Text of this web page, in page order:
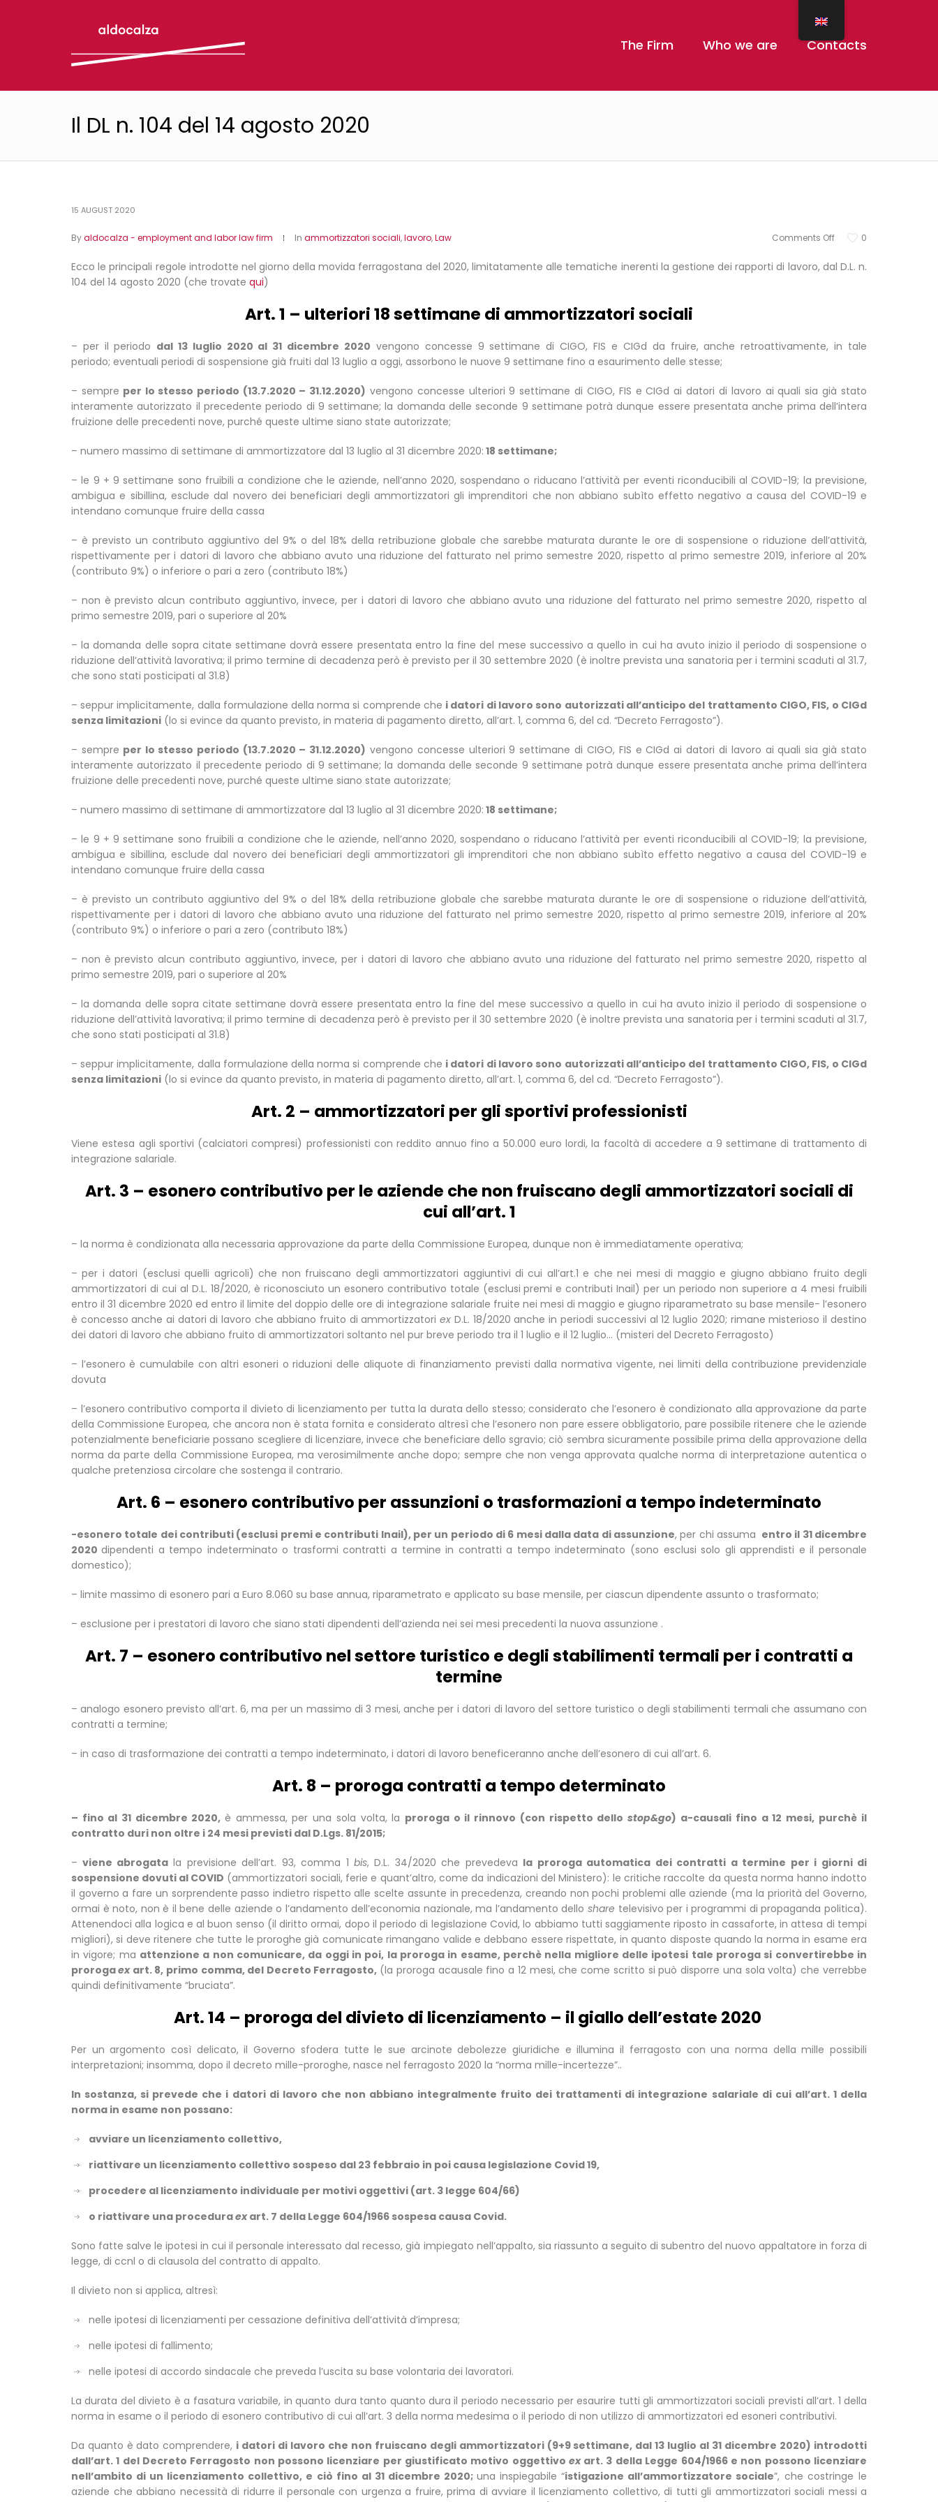
The Firm Who we are Contacts
Il DL n. 104 del 14 agosto 2020
15 AUGUST 2020
Comments Off 0
Byaldocalza - employment and labor law firm In ammortizzatori sociali,lavoro,Law
Ecco le principali regole introdotte nel giorno della movida ferragostana del 2020, limitatamente alle tematiche inerenti la gestione dei rapporti di lavoro, dal D.L. n.
104 del 14 agosto 2020 (che trovate qui)
Art. 1 – ulteriori 18 settimane di ammortizzatori sociali
– per il periodo dal 13 luglio 2020 al 31 dicembre 2020 vengono concesse 9 settimane di CIGO, FIS e CIGd da fruire, anche retroattivamente, in tale
periodo; eventuali periodi di sospensione già fruiti dal 13 luglio a oggi, assorbono le nuove 9 settimane fino a esaurimento delle stesse;
– sempre per lo stesso periodo (13.7.2020 – 31.12.2020) vengono concesse ulteriori 9 settimane di CIGO, FIS e CIGd ai datori di lavoro ai quali sia già stato
interamente autorizzato il precedente periodo di 9 settimane; la domanda delle seconde 9 settimane potrà dunque essere presentata anche prima dell’intera
fruizione delle precedenti nove, purché queste ultime siano state autorizzate;
– numero massimo di settimane di ammortizzatore dal 13 luglio al 31 dicembre 2020: 18 settimane;
– le 9 + 9 settimane sono fruibili a condizione che le aziende, nell’anno 2020, sospendano o riducano l’attività per eventi riconducibili al COVID-19; la previsione,
ambigua e sibillina, esclude dal novero dei beneficiari degli ammortizzatori gli imprenditori che non abbiano subìto effetto negativo a causa del COVID-19 e
intendano comunque fruire della cassa
– è previsto un contributo aggiuntivo del 9% o del 18% della retribuzione globale che sarebbe maturata durante le ore di sospensione o riduzione dell’attività,
rispettivamente per i datori di lavoro che abbiano avuto una riduzione del fatturato nel primo semestre 2020, rispetto al primo semestre 2019, inferiore al 20%
(contributo 9%) o inferiore o pari a zero (contributo 18%)
– non è previsto alcun contributo aggiuntivo, invece, per i datori di lavoro che abbiano avuto una riduzione del fatturato nel primo semestre 2020, rispetto al
primo semestre 2019, pari o superiore al 20%
– la domanda delle sopra citate settimane dovrà essere presentata entro la fine del mese successivo a quello in cui ha avuto inizio il periodo di sospensione o
riduzione dell’attività lavorativa; il primo termine di decadenza però è previsto per il 30 settembre 2020 (è inoltre prevista una sanatoria per i termini scaduti al 31.7,
che sono stati posticipati al 31.8)
– seppur implicitamente, dalla formulazione della norma si comprende che i datori di lavoro sono autorizzati all’anticipo del trattamento CIGO, FIS, o CIGd
senza limitazioni (lo si evince da quanto previsto, in materia di pagamento diretto, all’art. 1, comma 6, del cd. “Decreto Ferragosto”).
– sempre per lo stesso periodo (13.7.2020 – 31.12.2020) vengono concesse ulteriori 9 settimane di CIGO, FIS e CIGd ai datori di lavoro ai quali sia già stato
interamente autorizzato il precedente periodo di 9 settimane; la domanda delle seconde 9 settimane potrà dunque essere presentata anche prima dell’intera
fruizione delle precedenti nove, purché queste ultime siano state autorizzate;
– numero massimo di settimane di ammortizzatore dal 13 luglio al 31 dicembre 2020: 18 settimane;
– le 9 + 9 settimane sono fruibili a condizione che le aziende, nell’anno 2020, sospendano o riducano l’attività per eventi riconducibili al COVID-19; la previsione,
ambigua e sibillina, esclude dal novero dei beneficiari degli ammortizzatori gli imprenditori che non abbiano subìto effetto negativo a causa del COVID-19 e
intendano comunque fruire della cassa
– è previsto un contributo aggiuntivo del 9% o del 18% della retribuzione globale che sarebbe maturata durante le ore di sospensione o riduzione dell’attività,
rispettivamente per i datori di lavoro che abbiano avuto una riduzione del fatturato nel primo semestre 2020, rispetto al primo semestre 2019, inferiore al 20%
(contributo 9%) o inferiore o pari a zero (contributo 18%)
– non è previsto alcun contributo aggiuntivo, invece, per i datori di lavoro che abbiano avuto una riduzione del fatturato nel primo semestre 2020, rispetto al
primo semestre 2019, pari o superiore al 20%
– la domanda delle sopra citate settimane dovrà essere presentata entro la fine del mese successivo a quello in cui ha avuto inizio il periodo di sospensione o
riduzione dell’attività lavorativa; il primo termine di decadenza però è previsto per il 30 settembre 2020 (è inoltre prevista una sanatoria per i termini scaduti al 31.7,
che sono stati posticipati al 31.8)
– seppur implicitamente, dalla formulazione della norma si comprende che i datori di lavoro sono autorizzati all’anticipo del trattamento CIGO, FIS, o CIGd
senza limitazioni (lo si evince da quanto previsto, in materia di pagamento diretto, all’art. 1, comma 6, del cd. “Decreto Ferragosto”).
Art. 2 – ammortizzatori per gli sportivi professionisti
Viene estesa agli sportivi (calciatori compresi) professionisti con reddito annuo fino a 50.000 euro lordi, la facoltà di accedere a 9 settimane di trattamento di
integrazione salariale.
Art. 3 – esonero contributivo per le aziende che non fruiscano degli ammortizzatori sociali di
cui all’art. 1
– la norma è condizionata alla necessaria approvazione da parte della Commissione Europea, dunque non è immediatamente operativa;
– per i datori (esclusi quelli agricoli) che non fruiscano degli ammortizzatori aggiuntivi di cui all’art.1 e che nei mesi di maggio e giugno abbiano fruito degli
ammortizzatori di cui al D.L. 18/2020, è riconosciuto un esonero contributivo totale (esclusi premi e contributi Inail) per un periodo non superiore a 4 mesi fruibili
entro il 31 dicembre 2020 ed entro il limite del doppio delle ore di integrazione salariale fruite nei mesi di maggio e giugno riparametrato su base mensile- l’esonero
è concesso anche ai datori di lavoro che abbiano fruito di ammortizzatori ex D.L. 18/2020 anche in periodi successivi al 12 luglio 2020; rimane misterioso il destino
dei datori di lavoro che abbiano fruito di ammortizzatori soltanto nel pur breve periodo tra il 1 luglio e il 12 luglio… (misteri del Decreto Ferragosto)
– l’esonero è cumulabile con altri esoneri o riduzioni delle aliquote di finanziamento previsti dalla normativa vigente, nei limiti della contribuzione previdenziale
dovuta
– l’esonero contributivo comporta il divieto di licenziamento per tutta la durata dello stesso; considerato che l’esonero è condizionato alla approvazione da parte
della Commissione Europea, che ancora non è stata fornita e considerato altresì che l’esonero non pare essere obbligatorio, pare possibile ritenere che le aziende
potenzialmente beneficiarie possano scegliere di licenziare, invece che beneficiare dello sgravio; ciò sembra sicuramente possibile prima della approvazione della
norma da parte della Commissione Europea, ma verosimilmente anche dopo; sempre che non venga approvata qualche norma di interpretazione autentica o
qualche pretenziosa circolare che sostenga il contrario.
Art. 6 – esonero contributivo per assunzioni o trasformazioni a tempo indeterminato
-esonero totale dei contributi (esclusi premi e contributi Inail), per un periodo di 6 mesi dalla data di assunzione, per chi assuma entro il 31 dicembre
2020 dipendenti a tempo indeterminato o trasformi contratti a termine in contratti a tempo indeterminato (sono esclusi solo gli apprendisti e il personale
domestico);
– limite massimo di esonero pari a Euro 8.060 su base annua, riparametrato e applicato su base mensile, per ciascun dipendente assunto o trasformato;
– esclusione per i prestatori di lavoro che siano stati dipendenti dell’azienda nei sei mesi precedenti la nuova assunzione .
Art. 7 – esonero contributivo nel settore turistico e degli stabilimenti termali per i contratti a
termine
– analogo esonero previsto all’art. 6, ma per un massimo di 3 mesi, anche per i datori di lavoro del settore turistico o degli stabilimenti termali che assumano con
contratti a termine;
– in caso di trasformazione dei contratti a tempo indeterminato, i datori di lavoro beneficeranno anche dell’esonero di cui all’art. 6.
Art. 8 – proroga contratti a tempo determinato
– fino al 31 dicembre 2020, è ammessa, per una sola volta, la proroga o il rinnovo (con rispetto dello stop&go) a-causali fino a 12 mesi, purchè il
contratto duri non oltre i 24 mesi previsti dal D.Lgs. 81/2015;
– viene abrogata la previsione dell’art. 93, comma 1 bis, D.L. 34/2020 che prevedeva la proroga automatica dei contratti a termine per i giorni di
sospensione dovuti al COVID (ammortizzatori sociali, ferie e quant’altro, come da indicazioni del Ministero): le critiche raccolte da questa norma hanno indotto
il governo a fare un sorprendente passo indietro rispetto alle scelte assunte in precedenza, creando non pochi problemi alle aziende (ma la priorità del Governo,
ormai è noto, non è il bene delle aziende o l’andamento dell’economia nazionale, ma l’andamento dello share televisivo per i programmi di propaganda politica).
Attenendoci alla logica e al buon senso (il diritto ormai, dopo il periodo di legislazione Covid, lo abbiamo tutti saggiamente riposto in cassaforte, in attesa di tempi
migliori), si deve ritenere che tutte le proroghe già comunicate rimangano valide e debbano essere rispettate, in quanto disposte quando la norma in esame era
in vigore; ma attenzione a non comunicare, da oggi in poi, la proroga in esame, perchè nella migliore delle ipotesi tale proroga si convertirebbe in
prorogaexart. 8, primo comma, del Decreto Ferragosto, (la proroga acausale fino a 12 mesi, che come scritto si può disporre una sola volta) che verrebbe
quindi definitivamente “bruciata”.
Art. 14 – proroga del divieto di licenziamento – il giallo dell’estate 2020
Per un argomento così delicato, il Governo sfodera tutte le sue arcinote debolezze giuridiche e illumina il ferragosto con una norma della mille possibili
interpretazioni; insomma, dopo il decreto mille-proroghe, nasce nel ferragosto 2020 la “norma mille-incertezze”..
In sostanza, si prevede che i datori di lavoro che non abbiano integralmente fruito dei trattamenti di integrazione salariale di cui all’art. 1 della
norma in esame non possano:
avviare un licenziamento collettivo,
riattivare un licenziamento collettivo sospeso dal 23 febbraio in poi causa legislazione Covid 19,
procedere al licenziamento individuale per motivi oggettivi (art. 3 legge 604/66)
o riattivare una proceduraexart. 7 della Legge 604/1966 sospesa causa Covid.
Sono fatte salve le ipotesi in cui il personale interessato dal recesso, già impiegato nell’appalto, sia riassunto a seguito di subentro del nuovo appaltatore in forza di
legge, di ccnl o di clausola del contratto di appalto.
Il divieto non si applica, altresì:
nelle ipotesi di licenziamenti per cessazione definitiva dell’attività d’impresa;
nelle ipotesi di fallimento;
nelle ipotesi di accordo sindacale che preveda l’uscita su base volontaria dei lavoratori.
La durata del divieto è a fasatura variabile, in quanto dura tanto quanto dura il periodo necessario per esaurire tutti gli ammortizzatori sociali previsti all’art. 1 della
norma in esame o il periodo di esonero contributivo di cui all’art. 3 della norma medesima o il periodo di non utilizzo di ammortizzatori ed esoneri contributivi.
Da quanto è dato comprendere, i datori di lavoro che non fruiscano degli ammortizzatori (9+9 settimane, dal 13 luglio al 31 dicembre 2020) introdotti
dall’art. 1 del Decreto Ferragosto non possono licenziare per giustificato motivo oggettivo ex art. 3 della Legge 604/1966 e non possono licenziare
nell’ambito di un licenziamento collettivo, e ciò fino al 31 dicembre 2020; una inspiegabile “istigazione all’ammortizzatore sociale”, che costringe le
aziende che abbiano necessità di ridurre il personale con urgenza a fruire, prima di avviare il licenziamento collettivo, di tutti gli ammortizzatori sociali messi a